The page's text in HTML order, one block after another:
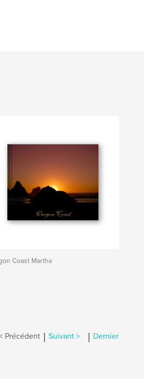
Coast Martha
Précédent | Suivant > | Dernier